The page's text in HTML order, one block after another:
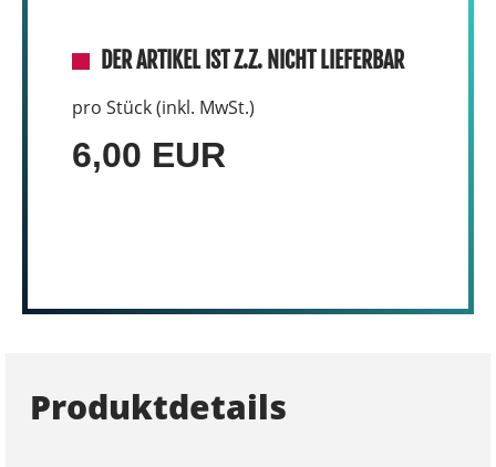
DER ARTIKEL IST Z.Z. NICHT LIEFERBAR
pro Stück (inkl. MwSt.)
6,00 EUR
Produktdetails